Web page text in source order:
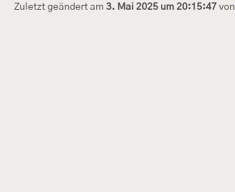
Zuletzt geändert am 3. Mai 2025 um 20:15:47 von